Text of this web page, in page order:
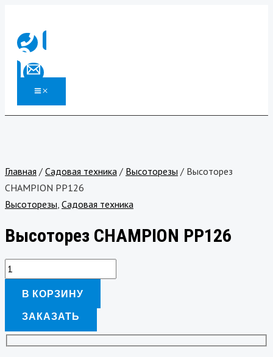
содержимому
Главная / Садовая техника / Высоторезы / Высоторез
CHAMPION PP126
Высоторезы, Садовая техника
Высоторез CHAMPION PP126
Высоторез
PP126
В КОРЗИНУ
ЗАКАЗАТЬ